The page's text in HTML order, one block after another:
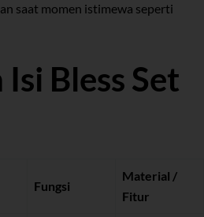
saat momen istimewa seperti
Bless Set
Fungsi
Material /
Fitur